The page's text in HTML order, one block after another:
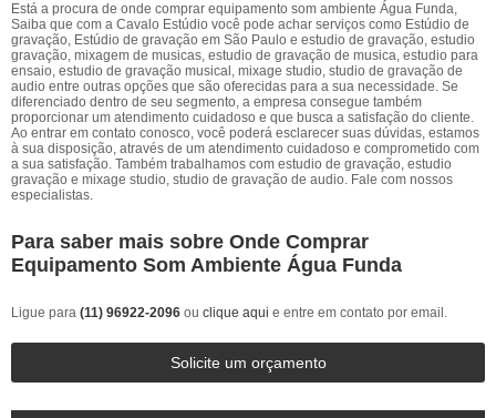
Está a procura de onde comprar equipamento som ambiente Água Funda,
Saiba que com a Cavalo Estúdio você pode achar serviços como Estúdio de
gravação, Estúdio de gravação em São Paulo e estudio de gravação, estudio
gravação, mixagem de musicas, estudio de gravação de musica, estudio para
ensaio, estudio de gravação musical, mixage studio, studio de gravação de
audio entre outras opções que são oferecidas para a sua necessidade. Se
diferenciado dentro de seu segmento, a empresa consegue também
proporcionar um atendimento cuidadoso e que busca a satisfação do cliente.
Ao entrar em contato conosco, você poderá esclarecer suas dúvidas, estamos
à sua disposição, através de um atendimento cuidadoso e comprometido com
a sua satisfação. Também trabalhamos com estudio de gravação, estudio
gravação e mixage studio, studio de gravação de audio. Fale com nossos
especialistas.
Para saber mais sobre Onde Comprar
Equipamento Som Ambiente Água Funda
Ligue para (11) 96922-2096 ou clique aqui e entre em contato por email.
Solicite um orçamento